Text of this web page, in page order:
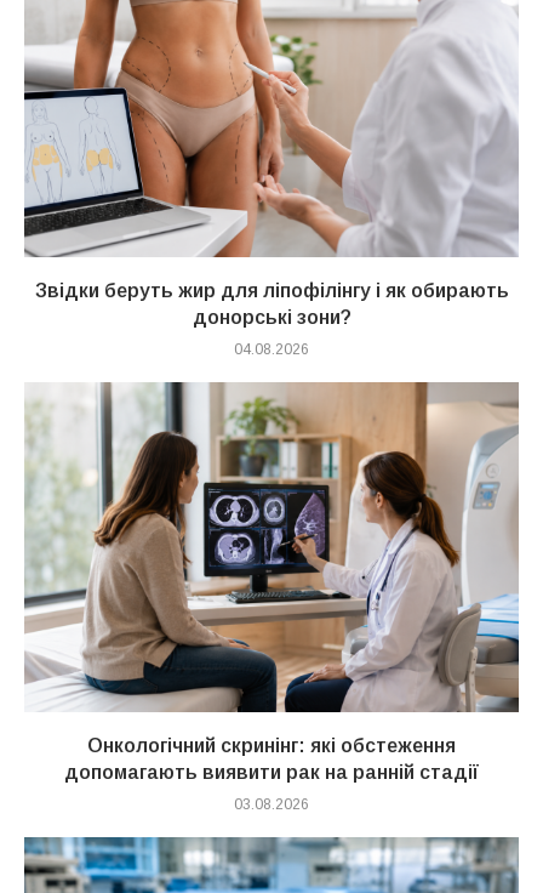
Звідки беруть жир для ліпофілінгу і як обирають
донорські зони?
04.08.2026
Онкологічний скринінг: які обстеження
допомагають виявити рак на ранній стадії
03.08.2026